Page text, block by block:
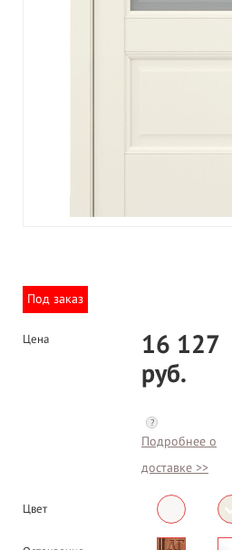
Под заказ
Цена
16 127
руб.
?
Подробнее о
доставке >>
Цвет